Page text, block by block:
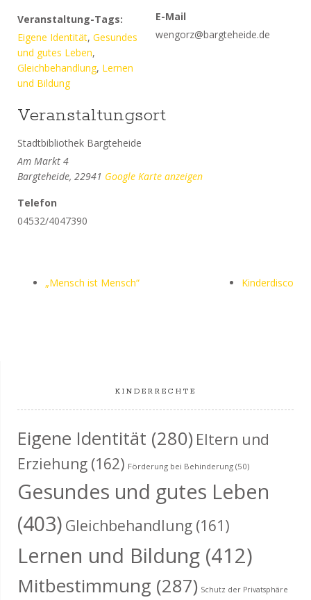
Veranstaltung-Tags:
Eigene Identität, Gesundes
und gutes Leben,
Gleichbehandlung, Lernen
und Bildung
Veranstaltungsort
Stadtbibliothek Bargteheide
Am Markt 4
Bargteheide, 22941 Google Karte anzeigen
Telefon
04532/4047390
E-Mail
wengorz@bargteheide.de
„Mensch ist Mensch“ Kinderdisco
KINDERRECHTE
Eigene Identität (280) Eltern und
Erziehung (162) Förderung bei Behinderung (50)
Gesundes und gutes Leben
(403) Gleichbehandlung (161)
Lernen und Bildung (412)
Mitbestimmung (287) Schutz der Privatsphäre